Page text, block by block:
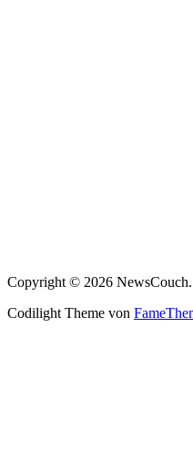
Copyright © 2026
Codilight Theme von